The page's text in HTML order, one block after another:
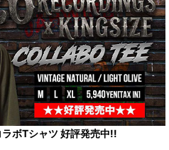
ボTシャツ 好評発売中!!